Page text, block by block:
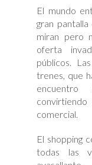
El mundo
gran
miran pero
oferta
públicos.
trenes, que
convirtiendo
comercial.
El shopping
todas las